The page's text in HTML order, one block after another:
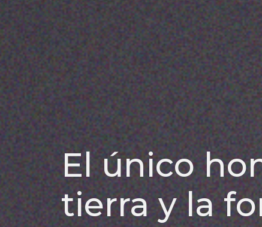
El único
tierra y la